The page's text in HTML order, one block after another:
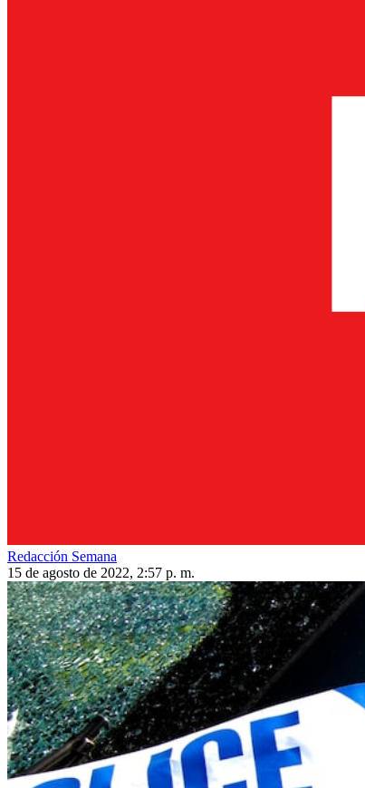
Redacción Semana
15 de agosto de 2022, 2:57 p. m.